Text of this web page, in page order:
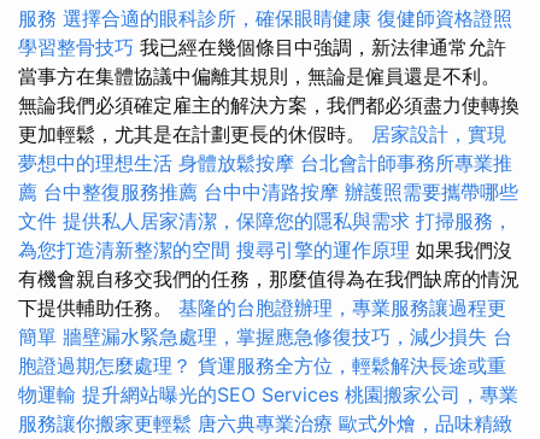
服務 選擇合適的眼科診所，確保眼睛健康 復健師資格證照
學習整骨技巧 我已經在幾個條目中強調，新法律通常允許
當事方在集體協議中偏離其規則，無論是僱員還是不利。
無論我們必須確定雇主的解決方案，我們都必須盡力使轉換
更加輕鬆，尤其是在計劃更長的休假時。 居家設計，實現
夢想中的理想生活 身體放鬆按摩 台北會計師事務所專業推
薦 台中整復服務推薦 台中中清路按摩 辦護照需要攜帶哪些
文件 提供私人居家清潔，保障您的隱私與需求 打掃服務，
為您打造清新整潔的空間 搜尋引擎的運作原理 如果我們沒
有機會親自移交我們的任務，那麼值得為在我們缺席的情況
下提供輔助任務。 基隆的台胞證辦理，專業服務讓過程更
簡單 牆壁漏水緊急處理，掌握應急修復技巧，減少損失 台
胞證過期怎麼處理？ 貨運服務全方位，輕鬆解決長途或重
物運輸 提升網站曝光的SEO Services 桃園搬家公司，專業
服務讓你搬家更輕鬆 唐六典專業治療 歐式外燴，品味精緻